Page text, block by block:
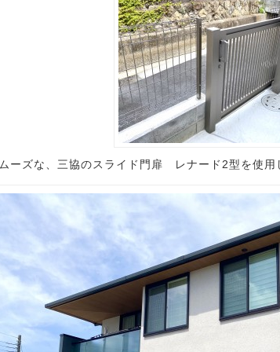
ーズな、三協のスライド門扉 レナード2型を使用